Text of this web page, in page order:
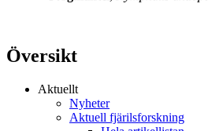
Översikt
Aktuellt
Nyheter
Aktuell fjärilsforskning